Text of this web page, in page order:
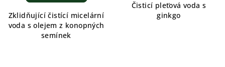
Zklidňující čistící micelární
voda s olejem z konopných
semínek
Čisticí pleťová voda s
ginkgo